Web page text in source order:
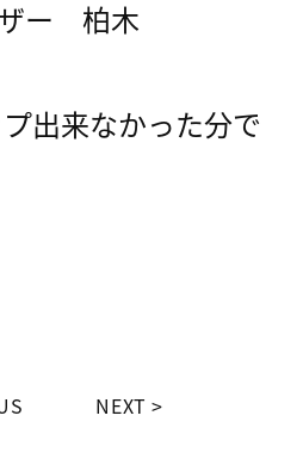
ー 柏木
出来なかった分で
NEXT